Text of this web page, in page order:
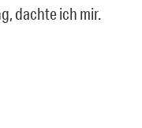
dachte ich mir.